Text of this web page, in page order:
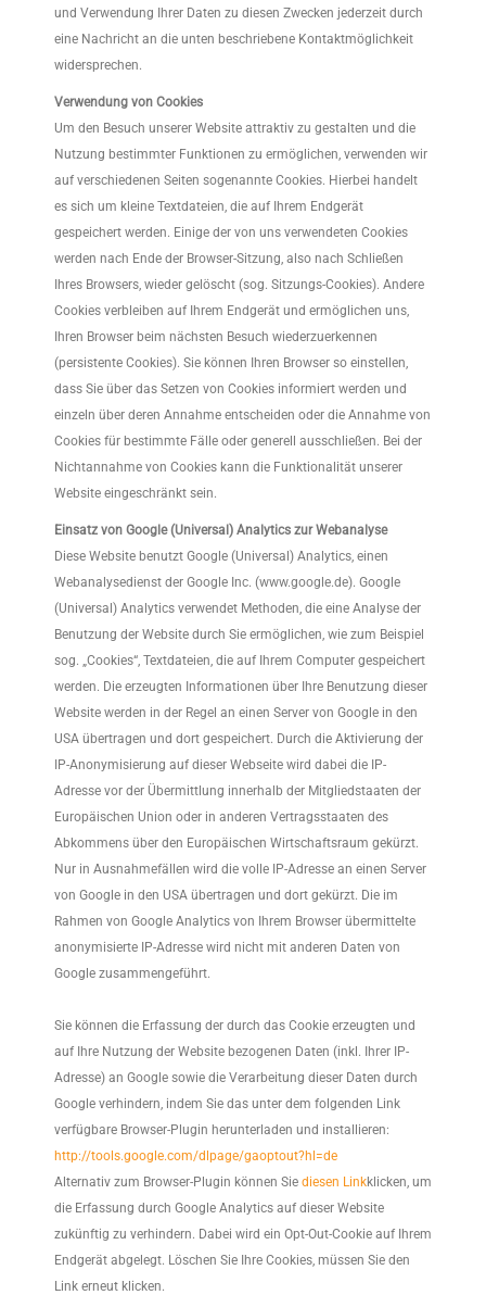
und Verwendung Ihrer Daten zu diesen Zwecken jederzeit durch
eine Nachricht an die unten beschriebene Kontaktmöglichkeit
widersprechen.
Verwendung von Cookies
Um den Besuch unserer Website attraktiv zu gestalten und die
Nutzung bestimmter Funktionen zu ermöglichen, verwenden wir
auf verschiedenen Seiten sogenannte Cookies. Hierbei handelt
es sich um kleine Textdateien, die auf Ihrem Endgerät
gespeichert werden. Einige der von uns verwendeten Cookies
werden nach Ende der Browser-Sitzung, also nach Schließen
Ihres Browsers, wieder gelöscht (sog. Sitzungs-Cookies). Andere
Cookies verbleiben auf Ihrem Endgerät und ermöglichen uns,
Ihren Browser beim nächsten Besuch wiederzuerkennen
(persistente Cookies). Sie können Ihren Browser so einstellen,
dass Sie über das Setzen von Cookies informiert werden und
einzeln über deren Annahme entscheiden oder die Annahme von
Cookies für bestimmte Fälle oder generell ausschließen. Bei der
Nichtannahme von Cookies kann die Funktionalität unserer
Website eingeschränkt sein.
Einsatz von Google (Universal) Analytics zur Webanalyse
Diese Website benutzt Google (Universal) Analytics, einen
Webanalysedienst der Google Inc. (www.google.de). Google
(Universal) Analytics verwendet Methoden, die eine Analyse der
Benutzung der Website durch Sie ermöglichen, wie zum Beispiel
sog. „Cookies“, Textdateien, die auf Ihrem Computer gespeichert
werden. Die erzeugten Informationen über Ihre Benutzung dieser
Website werden in der Regel an einen Server von Google in den
USA übertragen und dort gespeichert. Durch die Aktivierung der
IP-Anonymisierung auf dieser Webseite wird dabei die IP-
Adresse vor der Übermittlung innerhalb der Mitgliedstaaten der
Europäischen Union oder in anderen Vertragsstaaten des
Abkommens über den Europäischen Wirtschaftsraum gekürzt.
Nur in Ausnahmefällen wird die volle IP-Adresse an einen Server
von Google in den USA übertragen und dort gekürzt. Die im
Rahmen von Google Analytics von Ihrem Browser übermittelte
anonymisierte IP-Adresse wird nicht mit anderen Daten von
Google zusammengeführt.
Sie können die Erfassung der durch das Cookie erzeugten und
auf Ihre Nutzung der Website bezogenen Daten (inkl. Ihrer IP-
Adresse) an Google sowie die Verarbeitung dieser Daten durch
Google verhindern, indem Sie das unter dem folgenden Link
verfügbare Browser-Plugin herunterladen und installieren:
http://tools.google.com/dlpage/gaoptout?hl=de
Alternativ zum Browser-Plugin können Sie diesen Linkklicken, um
die Erfassung durch Google Analytics auf dieser Website
zukünftig zu verhindern. Dabei wird ein Opt-Out-Cookie auf Ihrem
Endgerät abgelegt. Löschen Sie Ihre Cookies, müssen Sie den
Link erneut klicken.